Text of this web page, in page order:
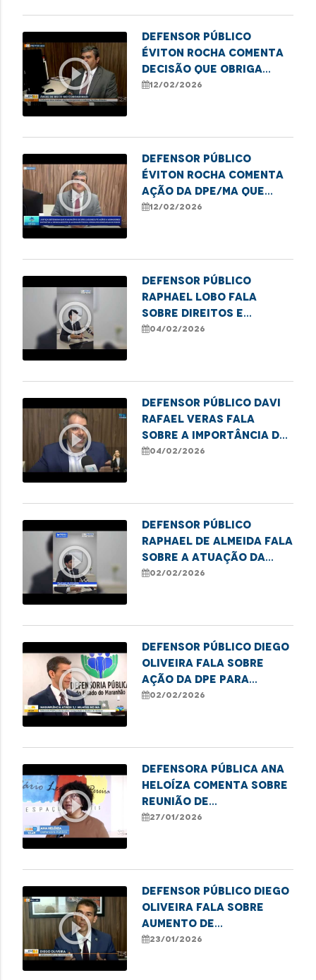
play_circle_outline
Defensor público
Éviton Rocha comenta
decisão que obriga
obras emergenciais no
12/02/2026
play_circle_outline
Defensor Público
Éviton Rocha comenta
ação da DPE/MA que
garante obras e
12/02/2026
play_circle_outline
Defensor Público
Raphael Lobo fala
sobre direitos e
deveres na pensão
04/02/2026
play_circle_outline
Defensor público Davi
Rafael Veras fala
sobre a importância da
lei Infância e
04/02/2026
play_circle_outline
Defensor Público
Raphael de Almeida fala
sobre a atuação da
Defensoria no Núcleo
02/02/2026
play_circle_outline
Defensor Público Diego
Oliveira fala sobre
ação da DPE para
renegociação de dívida.
02/02/2026
play_circle_outline
Defensora Pública Ana
Heloíza comenta sobre
reunião de
representantes da
Imperatriz
27/01/2026
play_circle_outline
Defensor Público Diego
Oliveira fala sobre
aumento de
inadimplência que
23/01/2026